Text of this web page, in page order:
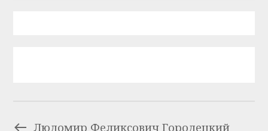
Людомир Феликсович Городецкий